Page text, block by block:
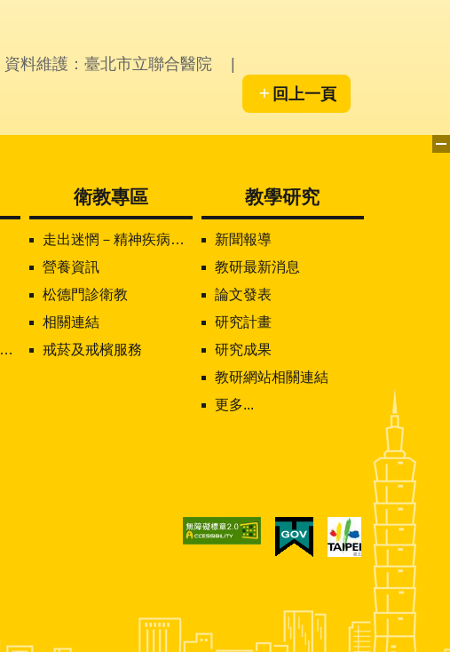
資料維護：臺北市立聯合醫院
回上一頁
衛教專區
走出迷惘－精神疾病知多少
營養資訊
松德門診衛教
相關連結
戒菸及戒檳服務
教學研究
新聞報導
教研最新消息
論文發表
研究計畫
研究成果
教研網站相關連結
更多...